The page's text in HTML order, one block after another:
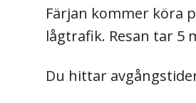
Färjan kommer köra
lågtrafik. Resan tar 5
Du hittar